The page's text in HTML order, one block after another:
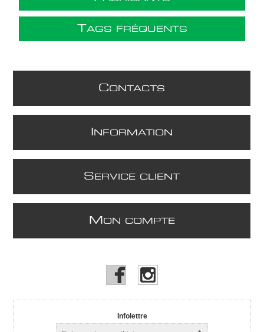
TAGS FRÉQUENTS
CONTACTS
NFORMATION
S ERVICE CLIENT
M ON COMPTE
Infolettre